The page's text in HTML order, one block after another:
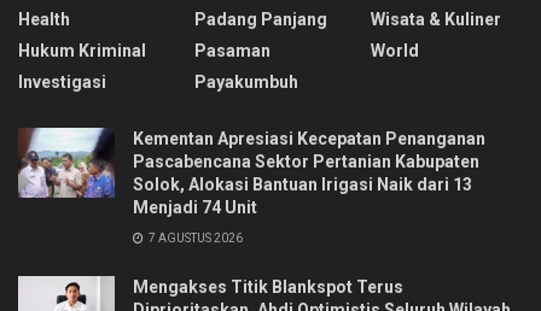
Health
Hukum Kriminal
Investigasi
Padang Panjang
Pasaman
Payakumbuh
Wisata & Kuliner
World
Kementan Apresiasi Kecepatan Penanganan
Pascabencana Sektor Pertanian Kabupaten
Solok, Alokasi Bantuan Irigasi Naik dari 13
Menjadi 74 Unit
7 AGUSTUS 2026
Mengakses Titik Blankspot Terus